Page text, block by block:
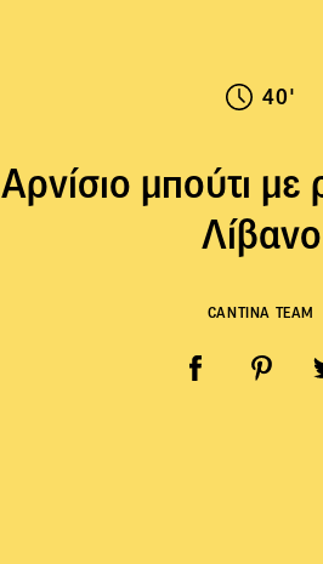
40'
Αρνίσιο μπούτι με
Λίβανο
CANTINA TEAM